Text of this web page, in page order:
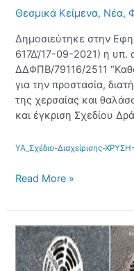
Θεσμικά Κείμενα, Νέα,
Δημοσιεύτηκε στην
617Δ’/17-09-2021) η υπ.
ΔΔΦΠΒ/79116/2511
για την προστασία,
της χερσαίας και
και έγκριση Σχεδίου
ΥΑ_Σχέδιο-Διαχείρισης-
της
χερσαίας
και
θαλάσσιας
περιοχής
της
Νήσου
Χρυσή
Read More »
Κίτρινο
Ψάρι:
Προστατεύοντας